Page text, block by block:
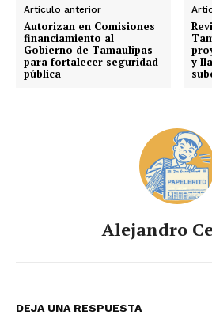
Artículo anterior
Autorizan en Comisiones
financiamiento al
Gobierno de Tamaulipas
para fortalecer seguridad
pública
y
Alejandro
DEJA UNA RESPUESTA